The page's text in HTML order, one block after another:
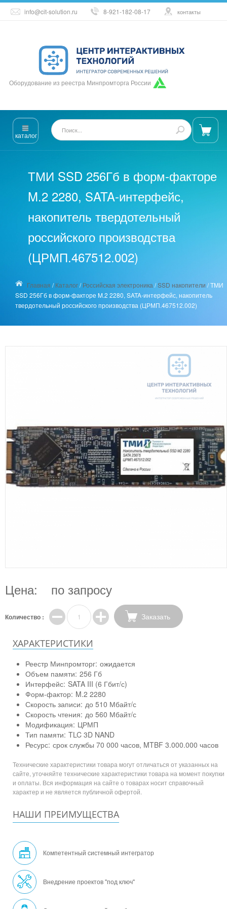
info@cit-solution.ru 8-921-182-08-17 контакты
Оборудование из реестра Минпромторга России
каталог
ТМИ SSD 256Гб в форм-факторе
M.2 2280, SATA-интерфейс,
накопитель твердотельный
российского производства
(ЦРМП.467512.002)
Главная /Каталог/Российская электроника /SSD накопители /ТМИ
SSD 256Гб в форм-факторе M.2 2280, SATA-интерфейс, накопитель
твердотельный российского производства (ЦРМП.467512.002)
Цена: по запросу
Количество : Заказать
ХАРАКТЕРИСТИКИ
Реестр Минпромторг: ожидается
Объем памяти: 256 Гб
Интерфейс: SATA III (6 Гбит/с)
Форм-фактор: M.2 2280
Скорость записи: до 510 Мбайт/с
Скорость чтения: до 560 Мбайт/с
Модификация: ЦРМП
Тип памяти: TLC 3D NAND
Ресурс: срок службы 70 000 часов, MTBF 3.000.000 часов
Технические характеристики товара могут отличаться от указанных на
сайте, уточняйте технические характеристики товара на момент покупки
и оплаты. Вся информация на сайте о товарах носит справочный
характер и не является публичной офертой.
НАШИ ПРЕИМУЩЕСТВА
Компетентный системный интегратор
Внедрение проектов "под ключ"